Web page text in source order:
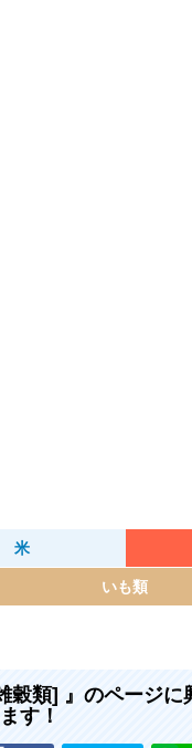
米
いも類
穀類] 』のページ
す！